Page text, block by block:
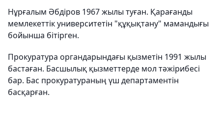
Нұрғалым Әбдіров 1967 жылы туған. Қарағанды
мемлекеттік университетін "құқықтану" мамандығы
бойынша бітірген.
Прокуратура органдарындағы қызметін 1991 жылы
бастаған. Басшылық қызметтерде мол тәжірибесі
бар. Бас прокуратураның үш департаментін
басқарған.